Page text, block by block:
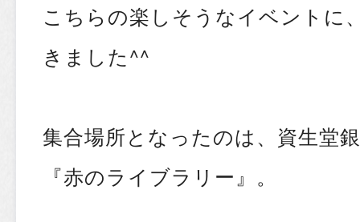
こちらの楽しそうなイベントに
きました^^
集合場所となったのは、資生堂
『赤のライブラリー』。